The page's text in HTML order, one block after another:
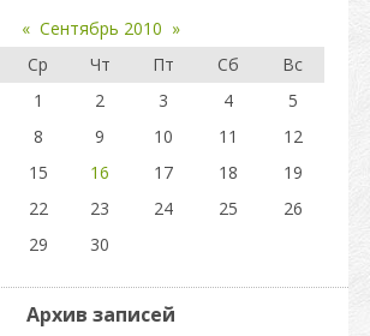
« Сентябрь 2010 »
Ср Чт Пт Сб
Вс
1
2 3 4
5
8 9 10 11
12
15 16 17 18
19
22 23 24 25
26
29 30
Архив записей